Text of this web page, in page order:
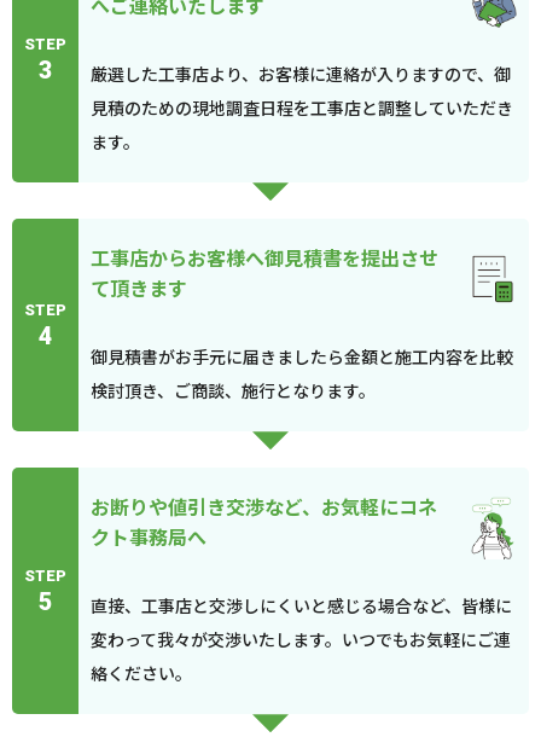
STEP
3
厳選した工事店より、お客様に連絡が入りますので、御
見積のための現地調査日程を工事店と調整していただき
ます。
STEP
4
工事店からお客様へ御見積書を提出させ
て頂きます
御見積書がお手元に届きましたら金額と施工内容を比較
検討頂き、ご商談、施行となります。
STEP
5
お断りや値引き交渉など、お気軽にコネ
クト事務局へ
直接、工事店と交渉しにくいと感じる場合など、皆様に
変わって我々が交渉いたします。いつでもお気軽にご連
絡ください。